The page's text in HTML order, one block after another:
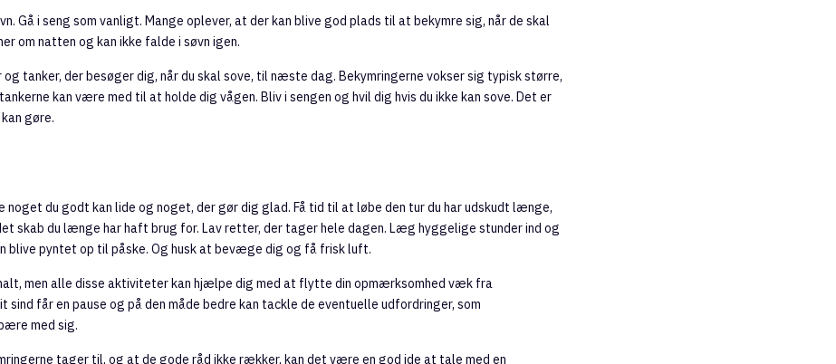
Gå i seng som vanligt. Mange oplever, at der kan blive god plads til at bekymre sig, når de skal
om natten og kan ikke falde i søvn igen.
og tanker, der besøger dig, når du skal sove, til næste dag. Bekymringerne vokser sig typisk større,
kan være med til at holde dig vågen. Bliv i sengen og hvil dig hvis du ikke kan sove. Det er
gøre.
noget du godt kan lide og noget, der gør dig glad. Få tid til at løbe den tur du har udskudt længe,
skab du længe har haft brug for. Lav retter, der tager hele dagen. Læg hyggelige stunder ind og
blive pyntet op til påske. Og husk at bevæge dig og få frisk luft.
men alle disse aktiviteter kan hjælpe dig med at flytte din opmærksomhed væk fra
sind får en pause og på den måde bedre kan tackle de eventuelle udfordringer, som
med sig.
tager til, og at de gode råd ikke rækker, kan det være en god ide at tale med en